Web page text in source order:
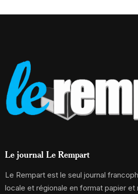
Le journal Le Rempart
Le Rempart est le seul journal
locale et régionale en format papier et